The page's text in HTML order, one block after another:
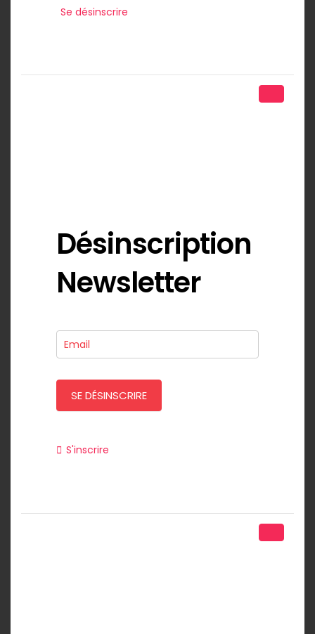
Se désinscrire
Désinscription
Newsletter
Désinscription
Newsletter
SE DÉSINSCRIRE
S'inscrire